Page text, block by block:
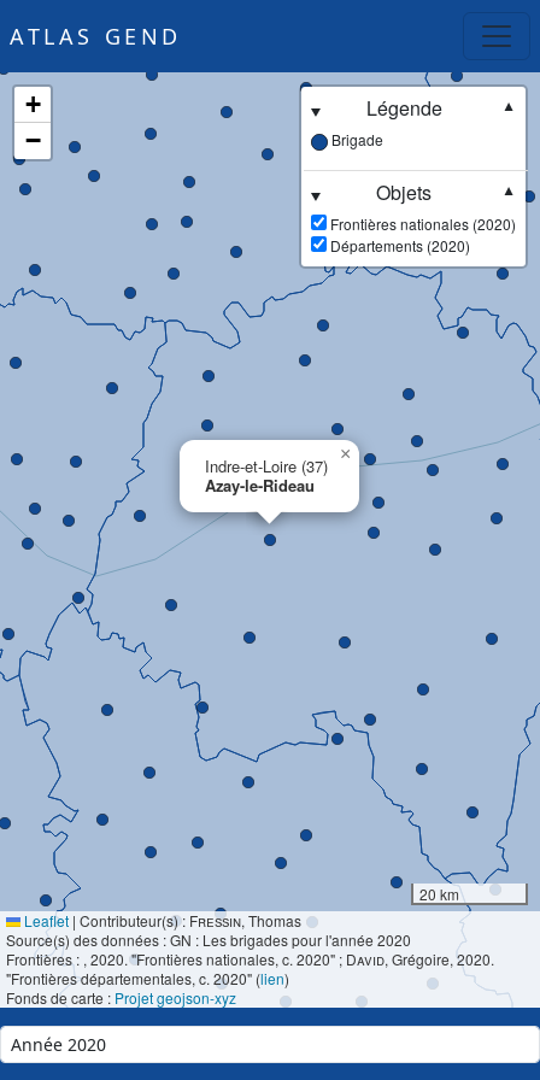
ATLAS GEND
Indre-et-Loire (37)
Azay-le-Rideau
×
+
−
Légende
▼
Brigade
Objets
▼
Frontières nationales (2020)
Départements (2020)
20 km
Leaflet | Contributeur(s) : Fressin, Thomas
Source(s) des données : GN : Les brigades pour l'année 2020
Frontières : , 2020. "Frontières nationales, c. 2020" ; David, Grégoire, 2020.
"Frontières départementales, c. 2020" (lien)
Fonds de carte : Projet geojson-xyz